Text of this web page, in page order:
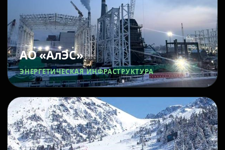
АО «АлЭС»
ЭНЕРГЕТИЧЕСКАЯ ИНФРАСТРУКТУРА